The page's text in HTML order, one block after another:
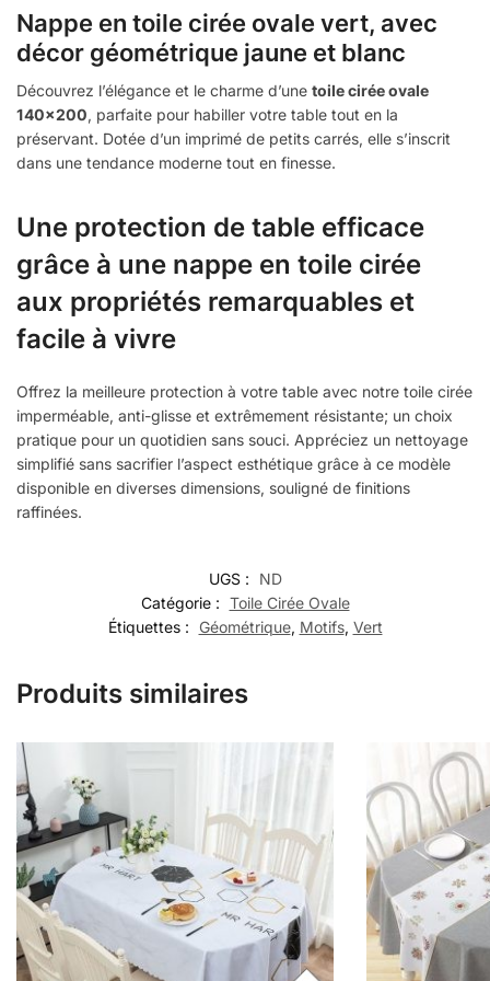
Nappe en toile cirée ovale vert, avec
décor géométrique jaune et blanc
Découvrez l’élégance et le charme d’une toile cirée ovale
140×200, parfaite pour habiller votre table tout en la
préservant. Dotée d’un imprimé de petits carrés, elle s’inscrit
dans une tendance moderne tout en finesse.
Une protection de table efficace
grâce à une nappe en toile cirée
aux propriétés remarquables et
facile à vivre
Offrez la meilleure protection à votre table avec notre toile cirée
imperméable, anti-glisse et extrêmement résistante; un choix
pratique pour un quotidien sans souci. Appréciez un nettoyage
simplifié sans sacrifier l’aspect esthétique grâce à ce modèle
disponible en diverses dimensions, souligné de finitions
raffinées.
UGS :
ND
Catégorie : Toile Cirée Ovale
Étiquettes :
Géométrique, Motifs, Vert
Produits similaires